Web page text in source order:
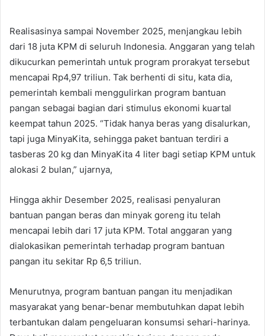
Realisasinya sampai November 2025, menjangkau lebih
dari 18 juta KPM di seluruh Indonesia. Anggaran yang telah
dikucurkan pemerintah untuk program prorakyat tersebut
mencapai Rp4,97 triliun. Tak berhenti di situ, kata dia,
pemerintah kembali menggulirkan program bantuan
pangan sebagai bagian dari stimulus ekonomi kuartal
keempat tahun 2025. “Tidak hanya beras yang disalurkan,
tapi juga MinyaKita, sehingga paket bantuan terdiri a
tasberas 20 kg dan MinyaKita 4 liter bagi setiap KPM untuk
alokasi 2 bulan,” ujarnya,
Hingga akhir Desember 2025, realisasi penyaluran
bantuan pangan beras dan minyak goreng itu telah
mencapai lebih dari 17 juta KPM. Total anggaran yang
dialokasikan pemerintah terhadap program bantuan
pangan itu sekitar Rp 6,5 triliun.
Menurutnya, program bantuan pangan itu menjadikan
masyarakat yang benar-benar membutuhkan dapat lebih
terbantukan dalam pengeluaran konsumsi sehari-harinya.